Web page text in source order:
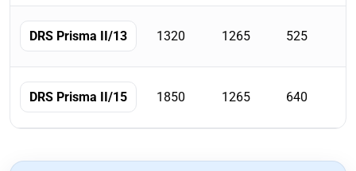
DRS Prisma II/13 1320 1265 525
DRS Prisma II/15 1850 1265 640